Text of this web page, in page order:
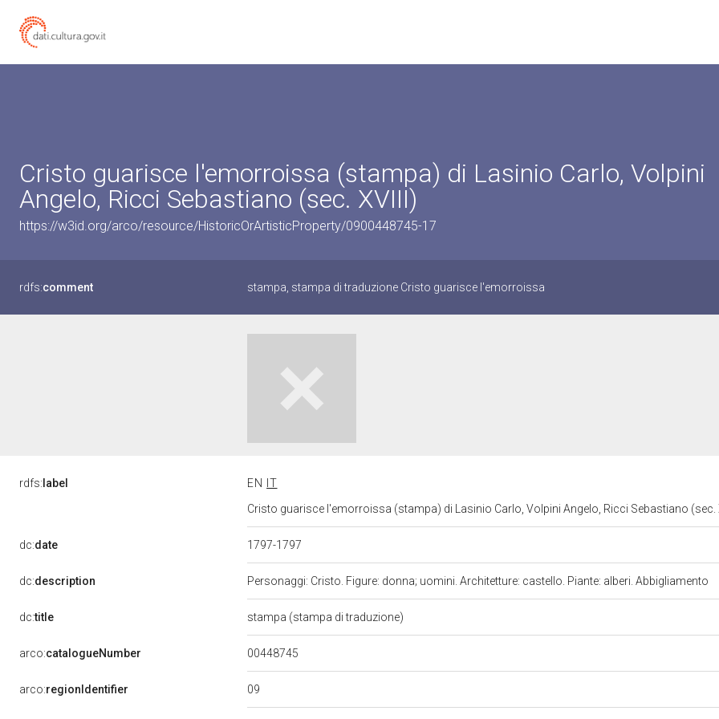
Cristo guarisce l'emorroissa (stampa) di Lasinio Carlo, Volpini
Angelo, Ricci Sebastiano (sec. XVIII)
https://w3id.org/arco/resource/HistoricOrArtisticProperty/0900448745-17
rdfs:comment stampa, stampa di traduzione Cristo guarisce l'emorroissa
rdfs: label EN
IT
Cristo guarisce l'emorroissa (stampa) di Lasinio Carlo, Volpini Angelo, Ricci Sebastiano (sec.
dc:date 1797-1797
dc:description Personaggi: Cristo. Figure: donna; uomini. Architetture: castello. Piante: alberi. Abbigliamento
dc:title stampa (stampa di traduzione)
arco:catalogueNumber 00448745
arco:regionIdentifier 09